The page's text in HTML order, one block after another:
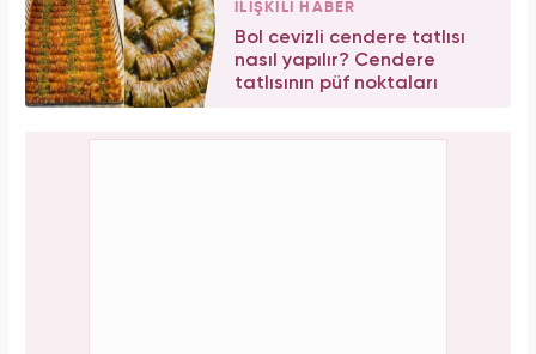
İLİŞKİLİ HABER
Bol cevizli cendere tatlısı
nasıl yapılır? Cendere
tatlısının püf noktaları